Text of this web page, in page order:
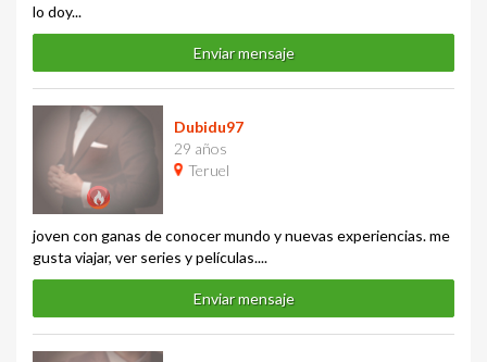
lo doy...
Enviar mensaje
Dubidu97
29 años
Teruel
joven con ganas de conocer mundo y nuevas experiencias. me
gusta viajar, ver series y películas....
Enviar mensaje